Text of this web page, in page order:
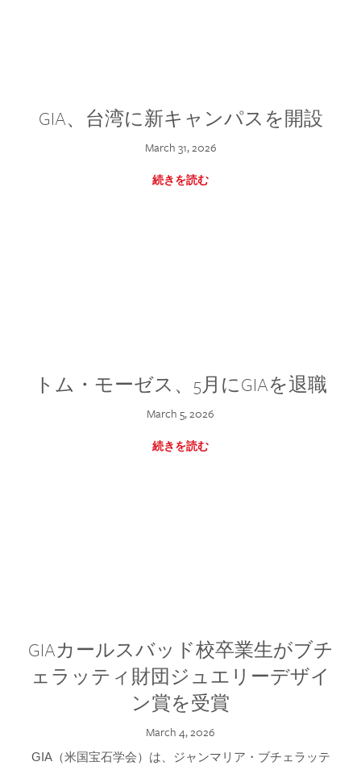
GIA、台湾に新キャンパスを開設
March 31, 2026
続きを読む
トム・モーゼス、5月にGIAを退職
March 5, 2026
続きを読む
GIAカールスバッド校卒業生がブチ
ェラッティ財団ジュエリーデザイ
ン賞を受賞
March 4, 2026
GIA（米国宝石学会）は、ジャンマリア・ブチェラッテ